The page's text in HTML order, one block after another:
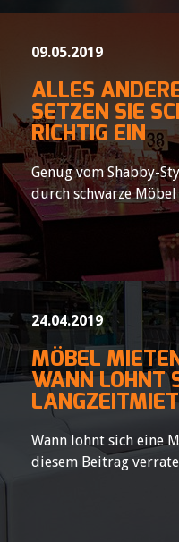
09.05.2019
ALLES
SETZEN SIE
RICHTIG EIN
Genug vom Shabby-
durch schwarze Möbel
24.04.2019
MÖBEL
WANN LOHNT
Wann lohnt sich eine
diesem Beitrag